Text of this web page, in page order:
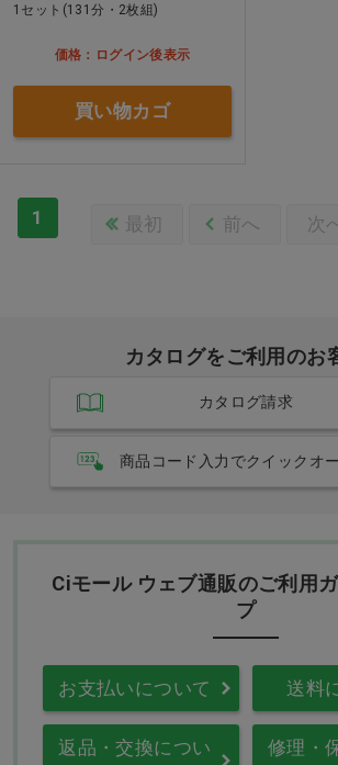
1セット(131分・2枚組)
価格：ログイン後表示
買い物カゴ
1 最初 前へ 次
カタログをご利用のお
カタログ請求
商品コード入力でクイックオ
Ciモール ウェブ通販のご利用
プ
お支払いについて 送料
返品・交換につい
修理・